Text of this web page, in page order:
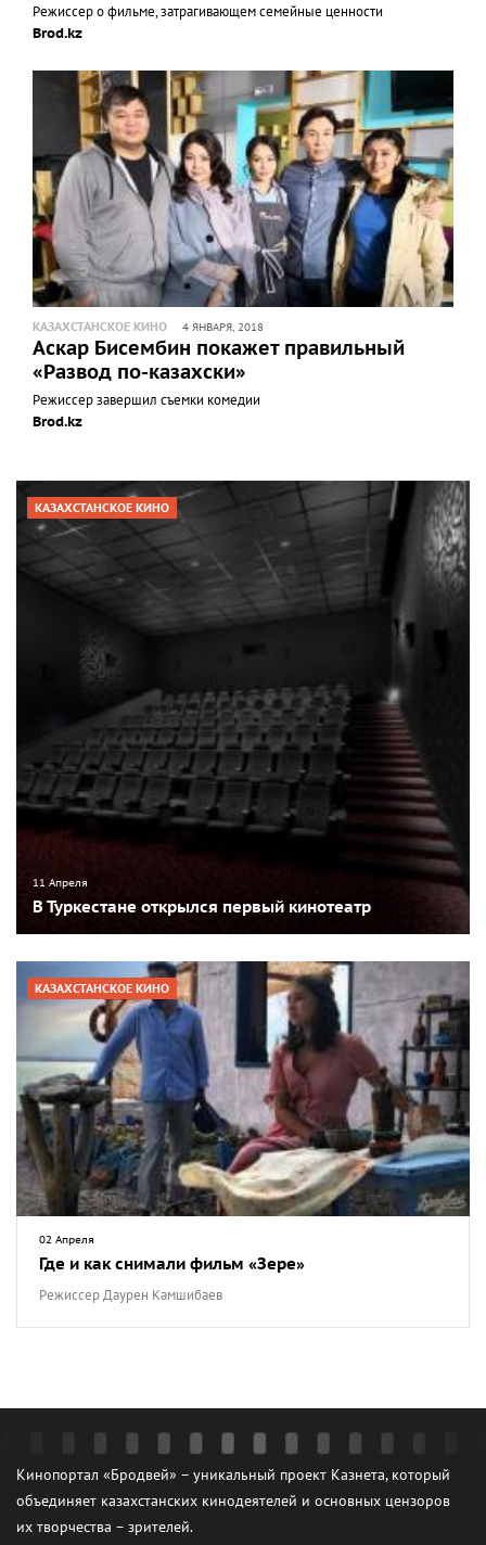
Режиссер о фильме, затрагивающем семейные ценности
Brod.kz
КАЗАХСТАНСКОЕ КИНО 4 ЯНВАРЯ, 2018
Аскар Бисембин покажет правильный
«Развод по-казахски»
Режиссер завершил съемки комедии
Brod.kz
КАЗАХСТАНСКОЕ КИНО
11 Апреля
В Туркестане открылся первый кинотеатр
КАЗАХСТАНСКОЕ КИНО
02 Апреля
Где и как снимали фильм «Зере»
Режиссер Даурен Камшибаев
Кинопортал «Бродвей» – уникальный проект Казнета, который
объединяет казахстанских кинодеятелей и основных цензоров
их творчества – зрителей.